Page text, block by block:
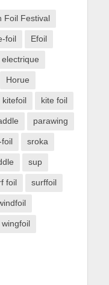
Foil Festival
foil Efoil
electrique
Horue
kitefoil kite foil
parawing
foil sroka
sup
foil surffoil
wingfoil